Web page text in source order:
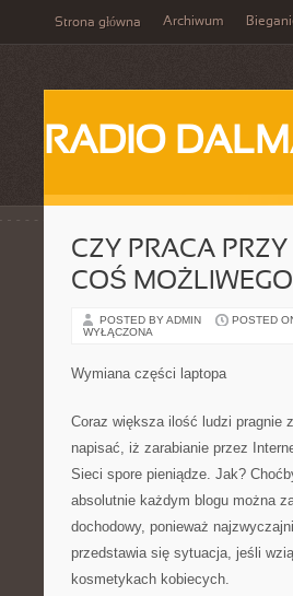
Strona główna Archiwum
RADIO
CZY PRACA
COŚ
POSTED BY ADMIN POSTED
WYŁĄCZONA
Wymiana części laptopa
Coraz większa ilość ludzi pragnie
napisać, iż zarabianie przez
Sieci spore pieniądze. Jak?
absolutnie każdym blogu można
dochodowy, ponieważ
przedstawia się sytuacja, jeśli
kosmetykach kobiecych.